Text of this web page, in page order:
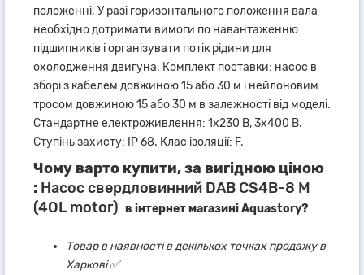
положенні. У разі горизонтального положення вала
необхідно дотримати вимоги по навантаженню
підшипників і організувати потік рідини для
охолодження двигуна. Комплект поставки: насос в
зборі з кабелем довжиною 15 або 30 м і нейлоновим
тросом довжиною 15 або 30 м в залежності від моделі.
Стандартне електроживлення: 1x230 В, 3x400 В.
Ступінь захисту: IP 68. Клас ізоляції: F.
Чому варто купити, за вигідною ціною
: Насос свердловинний DAB CS4B-8 M
(4OL motor) в інтернет магазині Aquastory?
Товар в наявності в декількох точках продажу в
Харкові ✅